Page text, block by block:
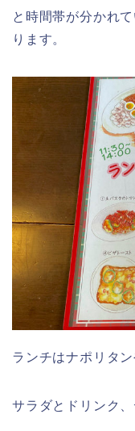
と時間帯が分かれ
ります。
ランチはナポリタ
サラダとドリンク